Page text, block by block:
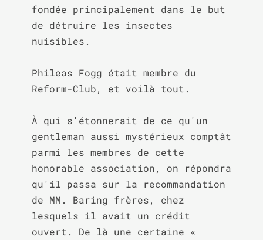
fondée principalement dans le but
de détruire les insectes
nuisibles.
Phileas Fogg était membre du
Reform-Club, et voilà tout.
À qui s'étonnerait de ce qu'un
gentleman aussi mystérieux comptât
parmi les membres de cette
honorable association, on répondra
qu'il passa sur la recommandation
de MM. Baring frères, chez
lesquels il avait un crédit
ouvert. De là une certaine «